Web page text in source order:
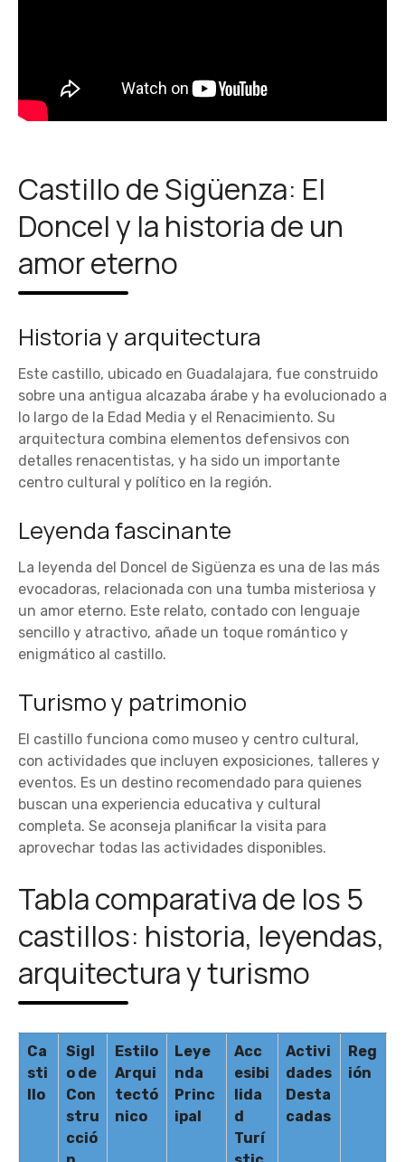
Castillo de Sigüenza: El
Doncel y la historia de un
amor eterno
Historia y arquitectura
Este castillo, ubicado en Guadalajara, fue construido
sobre una antigua alcazaba árabe y ha evolucionado a
lo largo de la Edad Media y el Renacimiento. Su
arquitectura combina elementos defensivos con
detalles renacentistas, y ha sido un importante
centro cultural y político en la región.
Leyenda fascinante
La leyenda del Doncel de Sigüenza es una de las más
evocadoras, relacionada con una tumba misteriosa y
un amor eterno. Este relato, contado con lenguaje
sencillo y atractivo, añade un toque romántico y
enigmático al castillo.
Turismo y patrimonio
El castillo funciona como museo y centro cultural,
con actividades que incluyen exposiciones, talleres y
eventos. Es un destino recomendado para quienes
buscan una experiencia educativa y cultural
completa. Se aconseja planificar la visita para
aprovechar todas las actividades disponibles.
Tabla comparativa de los 5
castillos: historia, leyendas,
arquitectura y turismo
Ca
sti
llo
Sigl
o de
Con
stru
cció
Estilo
Arqui
tectó
nico
Leye
nda
Princ
ipal
Acc
esibi
lida
d
Turí
Activi
dades
Desta
cadas
Reg
ión